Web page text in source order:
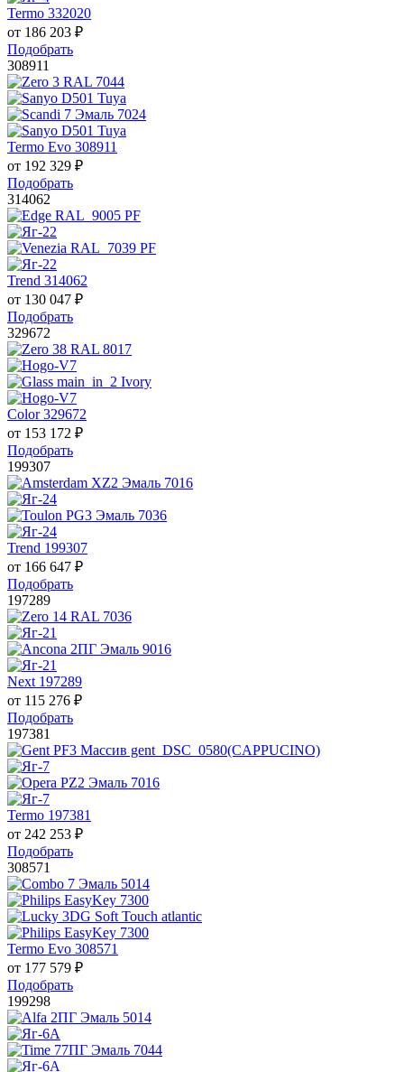
Termo 332020
от 186 203 ₽
Подобрать
308911
Termo Evo 308911
от 192 329 ₽
Подобрать
314062
Trend 314062
от 130 047 ₽
Подобрать
329672
Color 329672
от 153 172 ₽
Подобрать
199307
Trend 199307
от 166 647 ₽
Подобрать
197289
Next 197289
от 115 276 ₽
Подобрать
197381
Termo 197381
от 242 253 ₽
Подобрать
308571
Termo Evo 308571
от 177 579 ₽
Подобрать
199298